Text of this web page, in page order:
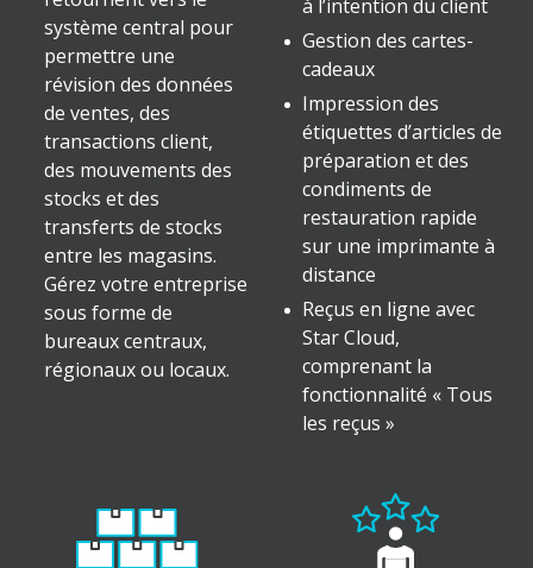
système central pour
permettre une
révision des données
de ventes, des
transactions client,
des mouvements des
stocks et des
transferts de stocks
entre les magasins.
Gérez votre entreprise
sous forme de
bureaux centraux,
régionaux ou locaux.
à l’intention du client
Gestion des cartes-
cadeaux
Impression des
étiquettes d’articles de
préparation et des
condiments de
restauration rapide
sur une imprimante à
distance
Reçus en ligne avec
Star Cloud,
comprenant la
fonctionnalité « Tous
les reçus »